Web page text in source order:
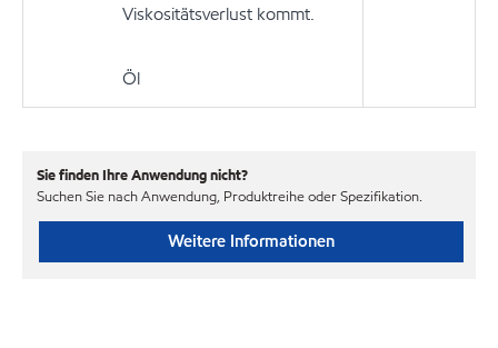
Viskositätsverlust kommt.
Öl
Sie finden Ihre Anwendung nicht?
Suchen Sie nach Anwendung, Produktreihe oder Spezifikation.
Weitere Informationen